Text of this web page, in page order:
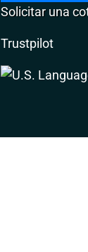
Solicitar una
Trustpilot